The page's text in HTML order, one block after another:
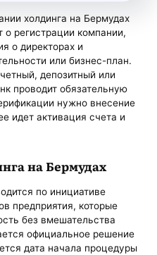
холдинга на Бермудах
о регистрации компании,
о директорах и
или бизнес-план.
депозитный или
проводит обязательную
нужно внесение
идет активация счета и
на Бермудах
по инициативе
предприятия, которые
без вмешательства
официальное решение
дата начала процедуры